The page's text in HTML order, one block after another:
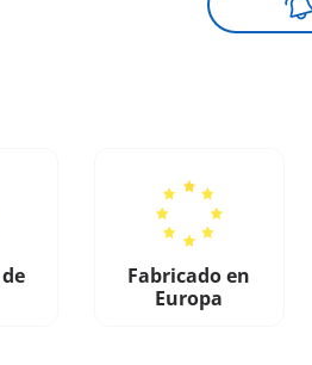
Fabricado en
Europa